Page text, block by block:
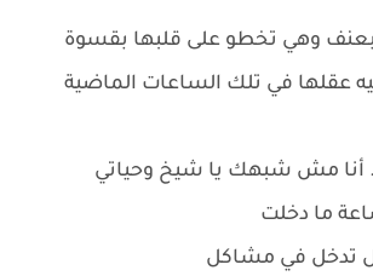
وهي تخطو على قلبها بقسوة
عقلها في تلك الساعات الماضية
أنا مش شبهك يا شيخ وحياتي
ما دخلت
تدخل في مشاكل